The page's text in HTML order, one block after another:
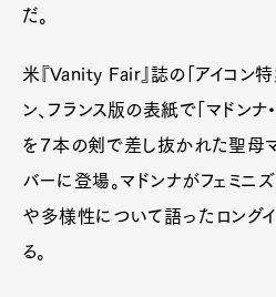
だ。
米『Vanity Fair』誌の「アイコン特
ン、フランス版の表紙で「マドンナ
を７本の剣で差し抜かれた聖母
バーに登場。マドンナがフェミニ
や多様性について語ったロング
る。